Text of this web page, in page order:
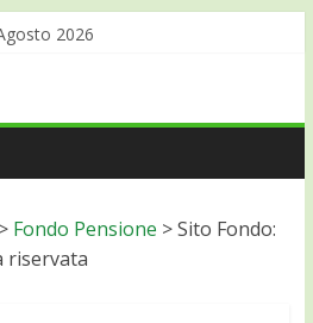
2026
> Fondo Pensione >Sito Fondo:
riservata